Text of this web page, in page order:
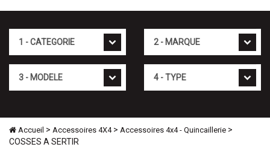
Accueil > Accessoires 4X4> Accessoires 4x4 - Quincaillerie >
COSSES A SERTIR